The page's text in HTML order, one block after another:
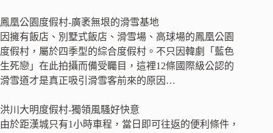
鳳凰公園度假村-廣袤無垠的滑雪基地
因擁有飯店、別墅式飯店、滑雪場、高球場的鳳凰公園
度假村，屬於四季型的綜合度假村。不只因韓劇「藍色
生死戀」在此拍攝而備受矚目，這裡12條國際級公認的
滑雪道才是真正吸引滑雪客前來的原因…
洪川大明度假村-獨領風騷好快意
由於距漢城只有1小時車程，當日即可往返的便利條件，